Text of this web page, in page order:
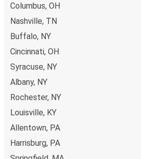
Columbus, OH
Nashville, TN
Buffalo, NY
Cincinnati, OH
Syracuse, NY
Albany, NY
Rochester, NY
Louisville, KY
Allentown, PA
Harrisburg, PA